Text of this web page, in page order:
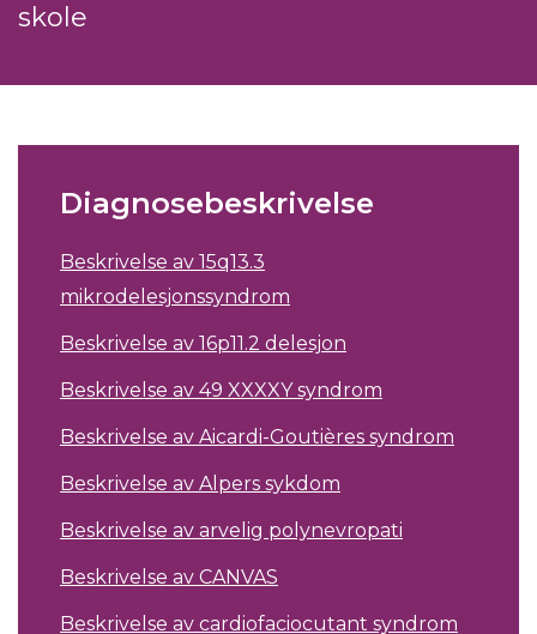
skole
Diagnosebeskrivelse
Beskrivelse av 15q13.3
mikrodelesjonssyndrom
Beskrivelse av 16p11.2 delesjon
Beskrivelse av 49 XXXXY syndrom
Beskrivelse av Aicardi-Goutières syndrom
Beskrivelse av Alpers sykdom
Beskrivelse av arvelig polynevropati
Beskrivelse av CANVAS
Beskrivelse av cardiofaciocutant syndrom